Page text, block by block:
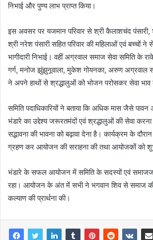
निभाई और पुण्य लाभ प्राप्त किया।
इस अवसर पर यजमान परिवार से श्री कैलाशचंद पंसारी,
श्री नरेश पंसारी सहित परिवार की महिलाओं एवं बच्चों ने
भागीदारी निभाई। वहीं अग्रवाल समाज सेवा समिति के
गर्ग, मनोज झुंझुनूवाला, मुकेश गोयनका, अरुण अग्रवाल
ने अपने हाथों से श्रद्धालुओं को भोजन परोसकर सेवा भाव
समिति पदाधिकारियों ने बताया कि अधिक मास जैसे
भंडारे का उद्देश्य जरूरतमंदों एवं श्रद्धालुओं की सेवा
सद्भावना की भावना को बढ़ावा देना है। कार्यक्रम के
ग्रहण कर आयोजन की सराहना की तथा आयोजकों को
भंडारे के सफल आयोजन में समिति के सदस्यों एवं
रहा। आयोजन के अंत में सभी ने भगवान शिव से समाज
कल्याण की प्रार्थना की।